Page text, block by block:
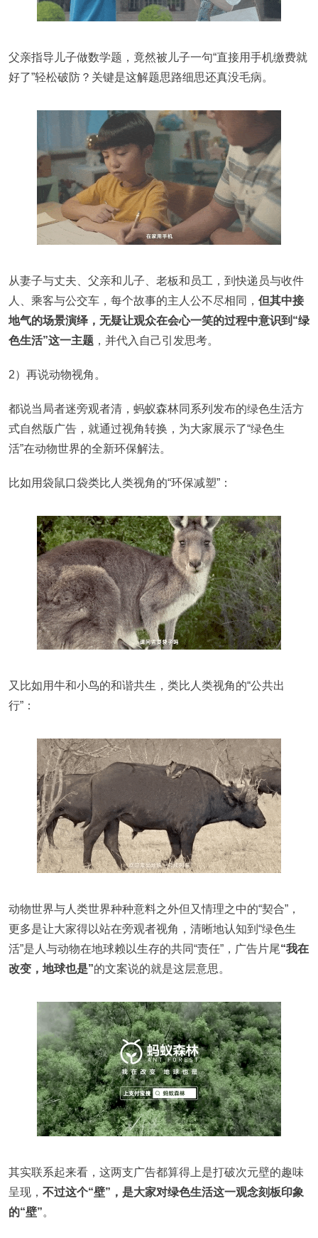
父亲指导儿子做数学题，竟然被儿子一句“直接用手机缴费就
好了”轻松破防？关键是这解题思路细思还真没毛病。
从妻子与丈夫、父亲和儿子、老板和员工，到快递员与收件
人、乘客与公交车，每个故事的主人公不尽相同， 但其中接
地气的场景演绎，无疑让观众在会心一笑的过程中意识到“绿
色生活”这一主题 ，并代入自己引发思考。
2）再说动物视角。
都说当局者迷旁观者清，蚂蚁森林同系列发布的绿色生活方
式自然版广告，就通过视角转换，为大家展示了“绿色生
活”在动物世界的全新环保解法。
比如用袋鼠口袋类比人类视角的“环保减塑”：
又比如用牛和小鸟的和谐共生，类比人类视角的“公共出
行”：
动物世界与人类世界种种意料之外但又情理之中的“契合”，
更多是让大家得以站在旁观者视角，清晰地认知到“绿色生
活”是人与动物在地球赖以生存的共同“责任”，广告片尾“我在
改变，地球也是”的文案说的就是这层意思。
其实联系起来看，这两支广告都算得上是打破次元壁的趣味
呈现， 不过这个“壁”，是大家对绿色生活这一观念刻板印象
的“壁”。